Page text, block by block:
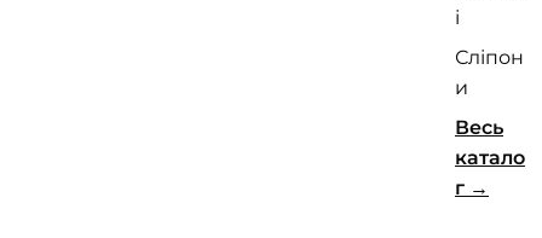
і
Сліпон
и
Весь
катало
г